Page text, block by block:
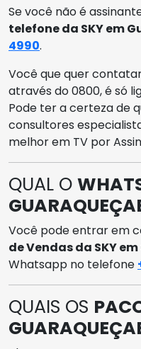
Se você não é
telefone da SKY em
4990.
Você que quer
através do 0800, é só
Pode ter a certeza de
consultores
melhor em TV por
QUAL O
Você pode entrar em
de Vendas da SKY
Whatsapp no telefone
QUAIS OS